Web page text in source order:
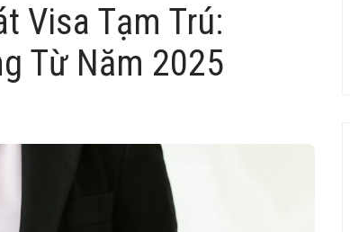
Visa Tạm Trú:
Từ Năm 2025